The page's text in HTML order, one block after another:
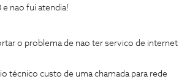
e nao fui atendia!
o problema de nao ter servico de internet
técnico custo de uma chamada para rede